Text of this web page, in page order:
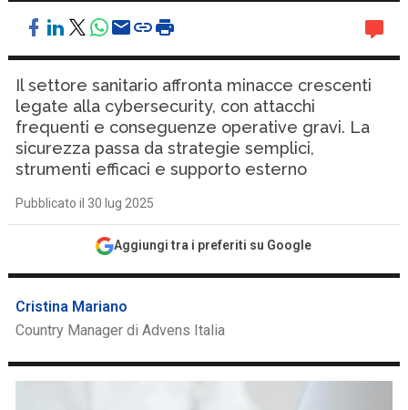
Il settore sanitario affronta minacce crescenti
legate alla cybersecurity, con attacchi
frequenti e conseguenze operative gravi. La
sicurezza passa da strategie semplici,
strumenti efficaci e supporto esterno
Pubblicato il 30 lug 2025
Aggiungi tra i preferiti su Google
Cristina Mariano
Country Manager di Advens Italia